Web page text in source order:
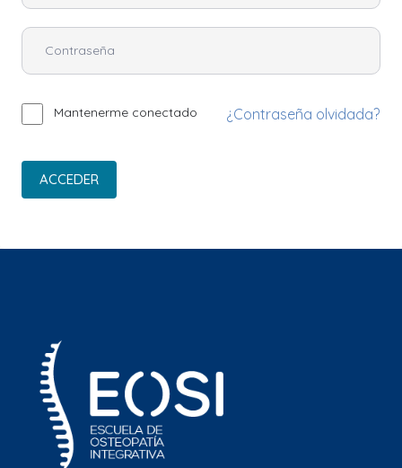
Mantenerme conectado ¿Contraseña olvidada?
ACCEDER